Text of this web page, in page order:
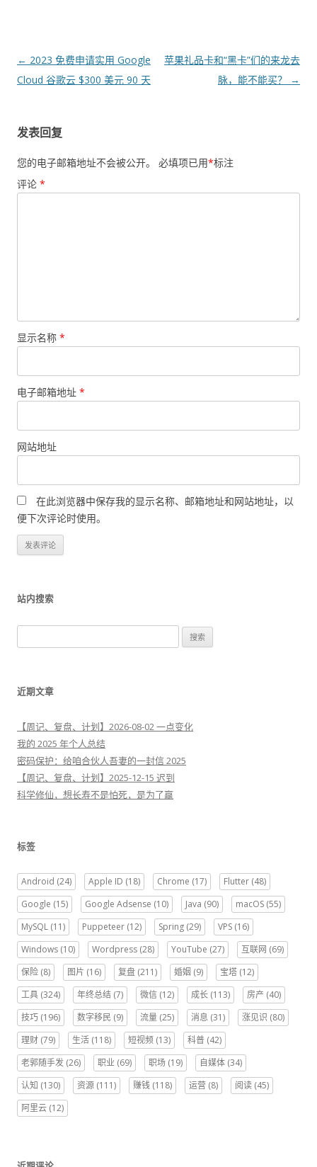
文
章
← 2023 免费申请实用 Google
Cloud 谷歌云 $300 美元 90 天
苹果礼品卡和“黑卡”们的来龙去
脉，能不能买？
→
发表回复
您的电子邮箱地址不会被公开。 必填项已用*标注
评论 *
显示名称 *
电子邮箱地址 *
网站地址
在此浏览器中保存我的显示名称、邮箱地址和网站地址，以
便下次评论时使用。
站内搜索
索
近期文章
【周记、复盘、计划】2026-08-02 一点变化
我的 2025 年个人总结
密码保护：给咱合伙人吾妻的一封信 2025
【周记、复盘、计划】2025-12-15 迟到
科学修仙，想长寿不是怕死，是为了赢
标签
Android (24) Apple ID (18) Chrome (17) Flutter (48)
Google (15) Google Adsense (10) Java (90) macOS (55)
MySQL (11) Puppeteer (12) Spring (29) VPS (16)
Windows (10) Wordpress (28) YouTube (27) 互联网 (69)
保险 (8) 图片 (16) 复盘 (211) 婚姻 (9) 宝塔 (12)
工具 (324) 年终总结 (7) 微信 (12) 成长 (113) 房产 (40)
技巧 (196) 数字移民 (9) 流量 (25) 消息 (31) 涨见识 (80)
理财 (79) 生活 (118) 短视频 (13) 科普 (42)
老郭随手发 (26) 职业 (69) 职场 (19) 自媒体 (34)
认知 (130) 资源 (111) 赚钱 (118) 运营 (8) 阅读 (45)
阿里云 (12)